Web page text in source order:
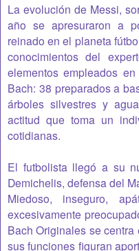
La evolución de Messi,
año se apresuraron a
reinado en el planeta
conocimientos del
elementos empleados
Bach: 38 preparados a
árboles silvestres y
actitud que toma un
cotidianas.
El futbolista llegó a su
Demichelis, defensa del
Miedoso, inseguro,
excesivamente
Bach Originales se
sus funciones figuran